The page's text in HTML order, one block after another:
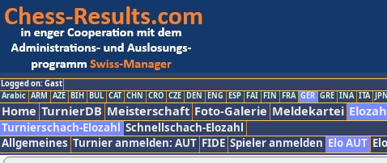
Logged on: Gast
Arabic ARM AZE BIH BUL CAT CHN CRO CZE DEN ENG ESP FAI FIN FRA GER GRE INA ITA JPN
Home TurnierDB Meisterschaft Foto-Galerie Meldekartei
Turnierschach-Elozahl Schnellschach-Elozahl
Allgemeines Turnier anmelden: AUT FIDE Spieler anmelden Elo AUT